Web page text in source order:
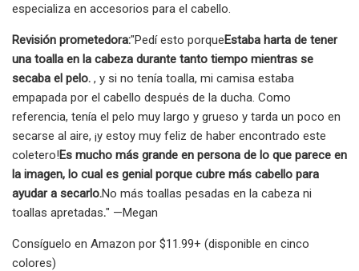
especializa en accesorios para el cabello.
Revisión prometedora:"Pedí esto porqueEstaba harta de tener
una toalla en la cabeza durante tanto tiempo mientras se
secaba el pelo. , y si no tenía toalla, mi camisa estaba
empapada por el cabello después de la ducha. Como
referencia, tenía el pelo muy largo y grueso y tarda un poco en
secarse al aire, ¡y estoy muy feliz de haber encontrado este
coletero!Es mucho más grande en persona de lo que parece en
la imagen, lo cual es genial porque cubre más cabello para
ayudar a secarlo.No más toallas pesadas en la cabeza ni
toallas apretadas." —Megan
Consíguelo en Amazon por $11.99+ (disponible en cinco
colores)